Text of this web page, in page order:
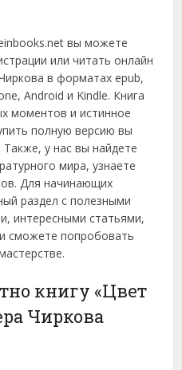
вы можете
или читать онлайн
в форматах epub,
Android и Kindle. Книга
моментов и истинное
полную версию вы
у нас вы найдете
мира, узнаете
Для начинающих
раздел с полезными
интересными статьями,
сможете попробовать
книгу «Цвет
Чиркова